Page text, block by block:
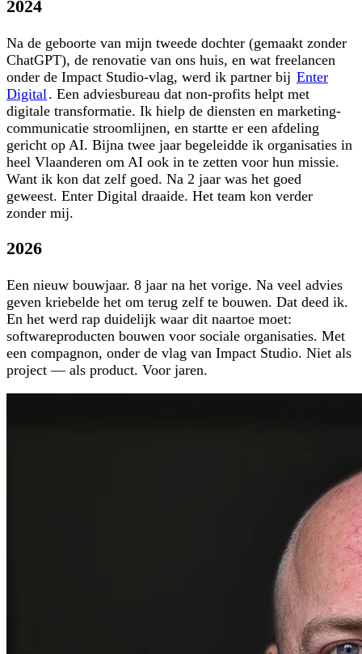
2024
Na de geboorte van mijn tweede dochter (gemaakt zonder
ChatGPT), de renovatie van ons huis, en wat freelancen
onder de Impact Studio-vlag, werd ik partner bij Enter
Digital . Een adviesbureau dat non-profits helpt met
digitale transformatie. Ik hielp de diensten en marketing-
communicatie stroomlijnen, en startte er een afdeling
gericht op AI. Bijna twee jaar begeleidde ik organisaties in
heel Vlaanderen om AI ook in te zetten voor hun missie.
Want ik kon dat zelf goed. Na 2 jaar was het goed
geweest. Enter Digital draaide. Het team kon verder
zonder mij.
2026
Een nieuw bouwjaar. 8 jaar na het vorige. Na veel advies
geven kriebelde het om terug zelf te bouwen. Dat deed ik.
En het werd rap duidelijk waar dit naartoe moet:
softwareproducten bouwen voor sociale organisaties. Met
een compagnon, onder de vlag van Impact Studio. Niet als
project — als product. Voor jaren.